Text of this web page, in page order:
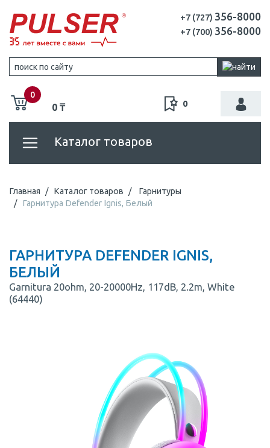
+7 (727) 356-8000
+7 (700) 356-8000
0
0 ₸ 0
Каталог товаров
Главная Каталог товаров
Гарнитуры
Гарнитура Defender Ignis, Белый
ГАРНИТУРА DEFENDER IGNIS,
БЕЛЫЙ
Garnitura 20ohm, 20-20000Hz, 117dB, 2.2m, White
(64440)